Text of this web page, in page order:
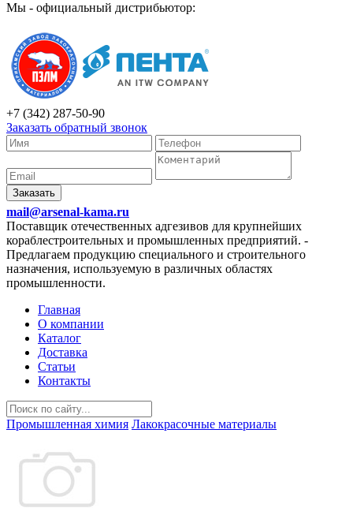
Мы - официальный дистрибьютор:
+7 (342) 287-50-90
Заказать обратный звонок
Заказать
mail@arsenal-kama.ru
Поставщик отечественных адгезивов для крупнейших
кораблестроительных и промышленных предприятий. -
Предлагаем продукцию специального и строительного
назначения, используемую в различных областях
промышленности.
Главная
О компании
Каталог
Доставка
Статьи
Контакты
Промышленная химия Лакокрасочные материалы